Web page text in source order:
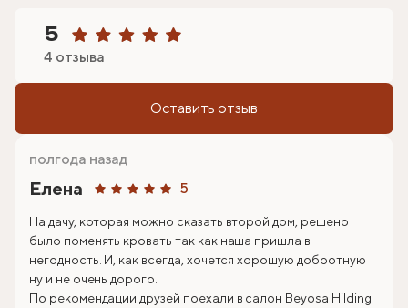
5
4 отзыва
Оставить отзыв
Елена 5
полгода назад
На дачу, которая можно сказать второй дом, решено
было поменять кровать так как наша пришла в
негодность. И, как всегда, хочется хорошую добротную
ну и не очень дорого.
По рекомендации друзей поехали в салон Beyosa Hilding